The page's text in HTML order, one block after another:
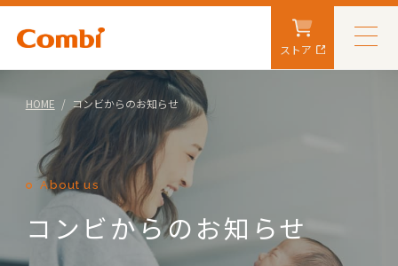
ストア
HOME コンビからのお知らせ
About us
コンビからのお知らせ